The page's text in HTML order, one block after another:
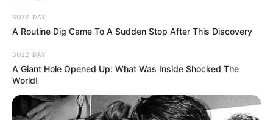
BUZZ DAY
A Routine Dig Came To A Sudden Stop After This Discovery
BUZZ DAY
A Giant Hole Opened Up: What Was Inside Shocked The
World!